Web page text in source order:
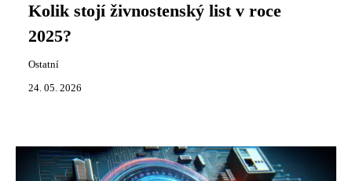
Kolik stojí živnostenský list v roce
2025?
Ostatní
24. 05. 2026